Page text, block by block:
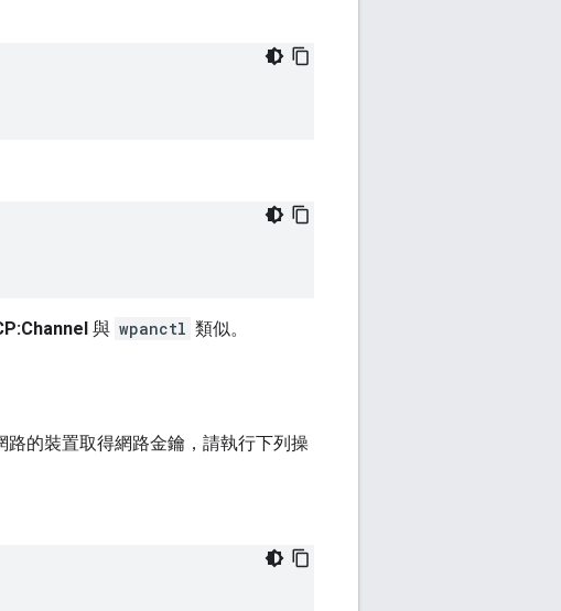
與 wpanctl 類似。
路的裝置取得網路金鑰，請執行下列操